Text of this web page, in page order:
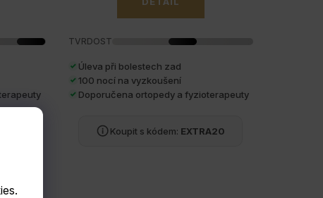
TVRDOST
Úleva při bolestech zad
100 nocí na vyzkoušení
Doporučena ortopedy a fyzioterapeuty
Koupit s kódem: EXTRA20